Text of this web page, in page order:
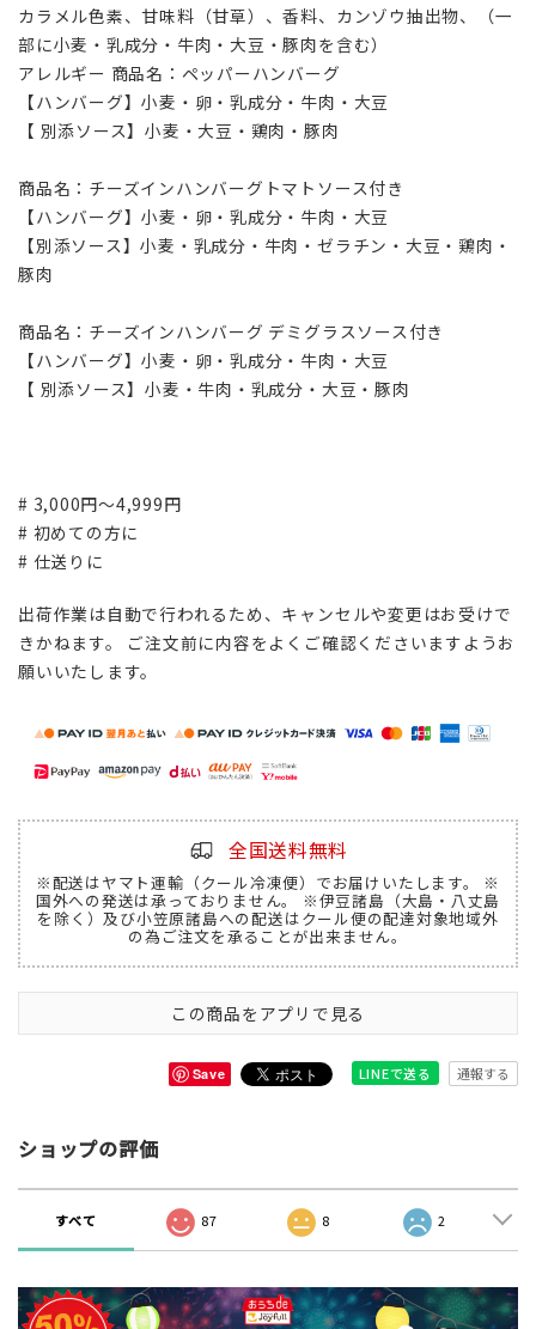
カラメル色素、甘味料（甘草）、香料、カンゾウ抽出物、（一
部に小麦・乳成分・牛肉・大豆・豚肉を含む）
アレルギー 商品名：ペッパーハンバーグ
【ハンバーグ】小麦・卵・乳成分・牛肉・大豆
【 別添ソース】小麦・大豆・鶏肉・豚肉
商品名：チーズインハンバーグトマトソース付き
【ハンバーグ】小麦・卵・乳成分・牛肉・大豆
【別添ソース】小麦・乳成分・牛肉・ゼラチン・大豆・鶏肉・
豚肉
商品名：チーズインハンバーグ デミグラスソース付き
【ハンバーグ】小麦・卵・乳成分・牛肉・大豆
【 別添ソース】小麦・牛肉・乳成分・大豆・豚肉
# 3,000円～4,999円
# 初めての方に
# 仕送りに
出荷作業は自動で行われるため、キャンセルや変更はお受けで
きかねます。 ご注文前に内容をよくご確認くださいますようお
願いいたします。
全国送料無料
※配送はヤマト運輸（クール冷凍便）でお届けいたします。 ※
国外への発送は承っておりません。 ※伊豆諸島（大島・八丈島
を除く）及び小笠原諸島への配送はクール便の配達対象地域外
の為ご注文を承ることが出来ません。
この商品をアプリで見る
Save LINEで送る 通報する
ショップの評価
すべて 87 8 2